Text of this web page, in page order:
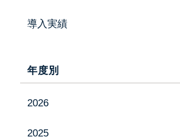
お問い合わせ
ン
導入実績
年度別
2026
2025